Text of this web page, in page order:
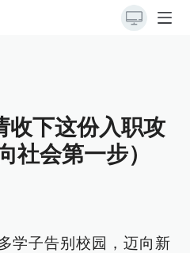
收下这份入职攻
社会第一步）
学子告别校园，迈向新